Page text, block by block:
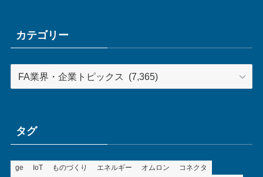
ブカテゴリー
カ
テ
ータグ
ge IoT ものづくり エネルギー オムロン コネクタ